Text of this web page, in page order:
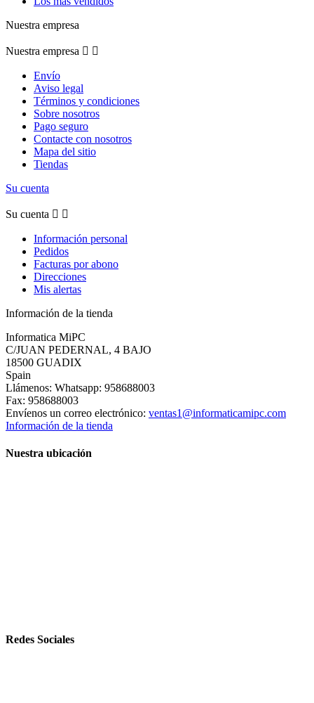
Nuestra empresa
Nuestra empresa  
Envío
Aviso legal
Términos y condiciones
Sobre nosotros
Pago seguro
Contacte con nosotros
Mapa del sitio
Tiendas
Su cuenta
Su cuenta  
Información personal
Pedidos
Facturas por abono
Direcciones
Mis alertas
Información de la tienda
Informatica MiPC
C/JUAN PEDERNAL, 4 BAJO
18500 GUADIX
Spain
Llámenos: Whatsapp: 958688003
Fax: 958688003
Envíenos un correo electrónico: ventas1@informaticamipc.com
Información de la tienda
Nuestra ubicación
Redes Sociales